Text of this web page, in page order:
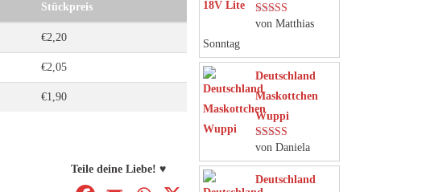
Stückpreis
€2,20
€2,05
€1,90
Teile deine Liebe! ♥
Bewertet mit
von Matthias
Sonntag
Deutschland
Maskottchen
Wuppi
Bewertet mit
5von 5
von Daniela
Deutschland